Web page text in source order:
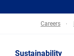
Careers
Sustainability